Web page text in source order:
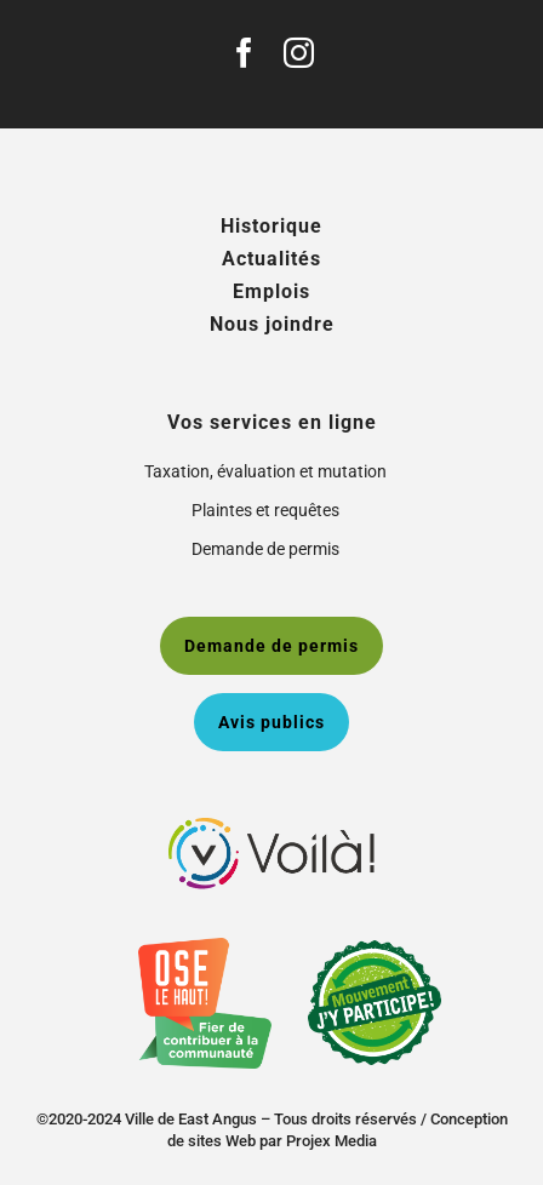
Historique
Actualités
Emplois
Nous joindre
Vos services en ligne
Taxation, évaluation et mutation
Plaintes et requêtes
Demande de permis
Demande de permis
Avis publics
©2020-2024 Ville de East Angus – Tous droits réservés / Conception
de sites Webpar Projex Media